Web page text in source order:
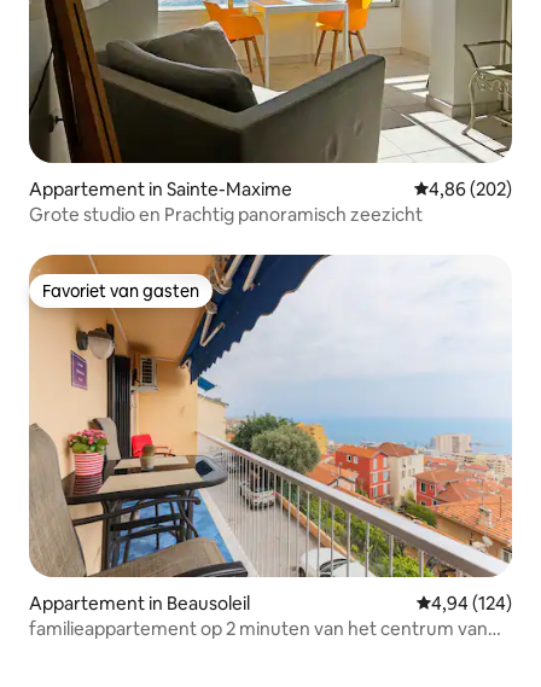
Appartement in Sainte-Maxime Gemiddelde
4,86 (202)
Grote studio en Prachtig panoramisch zeezicht
Favoriet van gasten
Favoriet van gasten
Appartement in Beausoleil Gemiddelde
4,94 (124)
familieappartement op 2 minuten van het centrum van